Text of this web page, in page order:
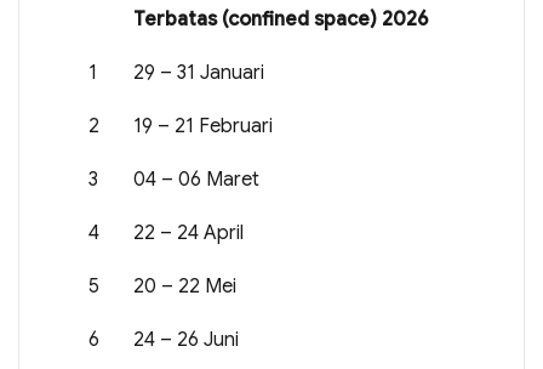
Terbatas (confined space) 2026
1 29 – 31 Januari
2 19 – 21 Februari
3 04 – 06 Maret
4 22 – 24 April
5 20 – 22 Mei
6 24 – 26 Juni